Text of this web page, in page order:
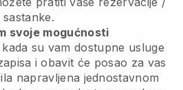
sastanke.
svoje mogućnosti
su vam dostupne usluge
i obavit će posao za vas
napravljena jednostavnom